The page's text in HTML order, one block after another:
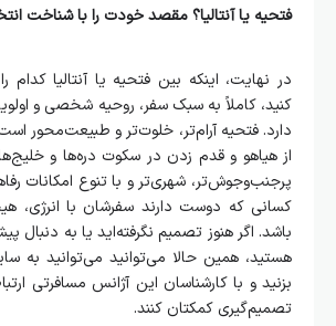
فتحیه یا آنتالیا؟ مقصد خودت را با شناخت
در نهایت، اینکه بین فتحیه یا آنتالیا کدام
کنید، کاملاً به سبک سفر، روحیه شخصی و
دارد. فتحیه آرام‌تر، خلوت‌تر و طبیعت‌محور
از هیاهو و قدم زدن در سکوت دره‌ها و خلیج‌ها.
پرجنب‌وجوش‌تر، شهری‌تر و با تنوع امکانات
کسانی که دوست دارند سفرشان با انرژی،
باشد. اگر هنوز تصمیم‌ نگرفته‌اید یا به دنبال
هستید، همین حالا می‌توانید می‌توانید به
بزنید و با کارشناسان این آژانس مسافرتی
تصمیم‌گیری کمکتان کنند.